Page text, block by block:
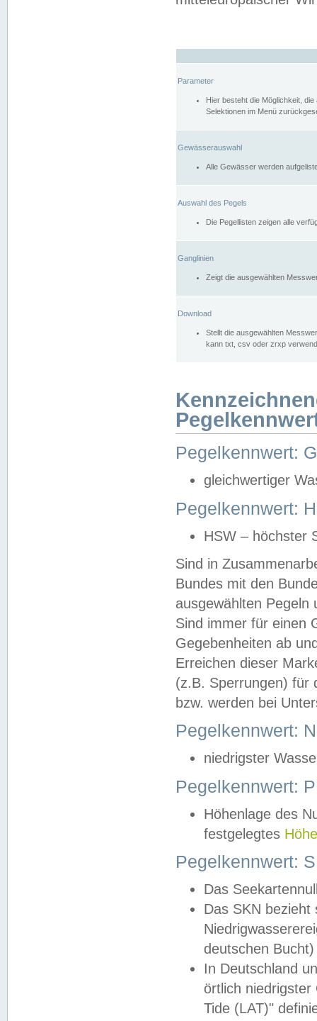
Parameter
Hier besteht die Möglichkeit,
Selektionen im Menü
Gewässerauswahl
Alle Gewässer werden
Auswahl des Pegels
Die Pegellisten zeigen alle
Ganglinien
Zeigt die ausgewählten
Download
Stellt die ausgewählten
kann txt, csv oder zrxp
Pegelkennwert:
gleichwertiger
Pegelkennwert:
HSW – höchster
Sind in
Bundes mit den
ausgewählten
Sind immer für einen
Gegebenheiten ab
Erreichen dieser
(z.B. Sperrungen) für
bzw. werden bei
Pegelkennwert:
niedrigster
Pegelkennwert:
Höhenlage des
festgelegtes
Pegelkennwert:
Das
Das SKN
deutschen
In Deutschland
örtlich
Tide (LAT)"